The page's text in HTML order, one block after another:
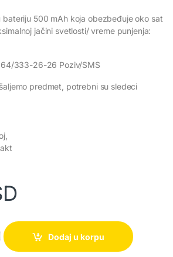
bateriju 500 mAh koja obezbeđuje oko sat
jačini svetlosti/ vreme punjenja:
333-26-26 Poziv/SMS
predmet, potrebni su sledeci
Dodaj u korpu